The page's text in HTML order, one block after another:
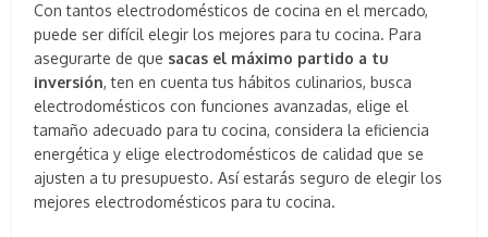
Con tantos electrodomésticos de cocina en el mercado,
puede ser difícil elegir los mejores para tu cocina. Para
asegurarte de que sacas el máximo partido a tu
inversión, ten en cuenta tus hábitos culinarios, busca
electrodomésticos con funciones avanzadas, elige el
tamaño adecuado para tu cocina, considera la eficiencia
energética y elige electrodomésticos de calidad que se
ajusten a tu presupuesto. Así estarás seguro de elegir los
mejores electrodomésticos para tu cocina.